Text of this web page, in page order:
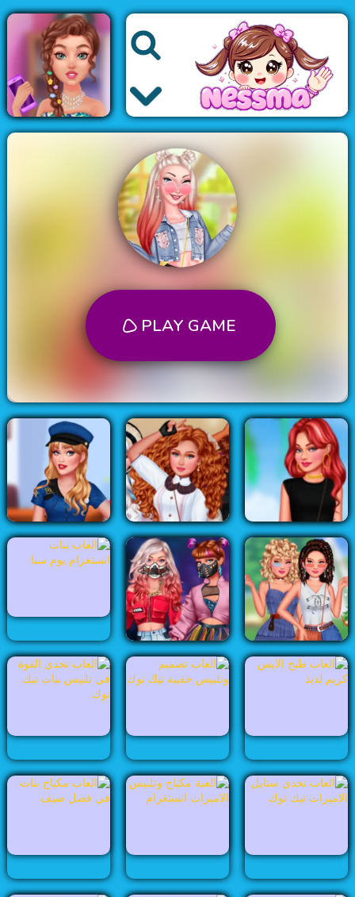
العاب اطفال
العاب الاميرات
العاب باربي
العاب بنات
العاب تلبيس
العاب تنظيف
العاب تيك توك
العاب ديزني
العاب ديكور
العاب طبخ
العاب عرائس
العاب مجوهرات
Rating:3.3 35Votes 3953 Played
PLAY GAME